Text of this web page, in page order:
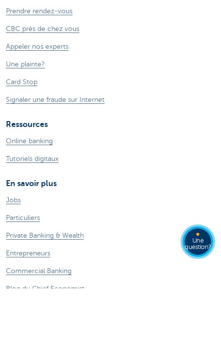
Prendre rendez-vous
CBC près de chez vous
Appeler nos experts
Une plainte?
Card Stop
Signaler une fraude sur Internet
Ressources
Online banking
Tutoriels digitaux
En savoir plus
Jobs
Particuliers
Private Banking & Wealth
Entrepreneurs
Commercial Banking
Blog du Chief Economist
Une
question?